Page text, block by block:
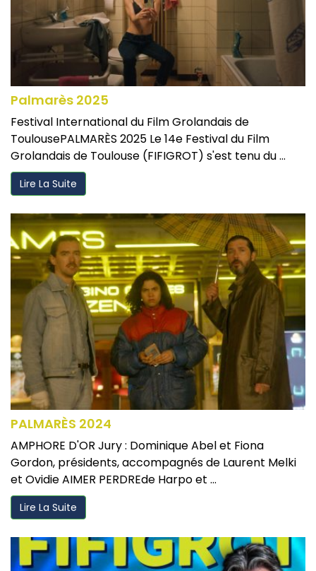
Palmarès 2025
Festival International du Film Grolandais de
ToulousePALMARÈS 2025 Le 14e Festival du Film
Grolandais de Toulouse (FIFIGROT) s'est tenu du ...
Lire La Suite
PALMARÈS 2024
AMPHORE D'OR Jury : Dominique Abel et Fiona
Gordon, présidents, accompagnés de Laurent Melki
et Ovidie AIMER PERDREde Harpo et ...
Lire La Suite